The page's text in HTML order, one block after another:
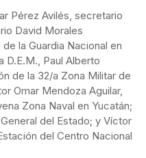
Pérez Avilés, secretario
David Morales
la Guardia Nacional en
D.E.M., Paul Alberto
de la 32/a Zona Militar de
Omar Mendoza Aguilar,
Zona Naval en Yucatán;
del Estado; y Víctor
del Centro Nacional